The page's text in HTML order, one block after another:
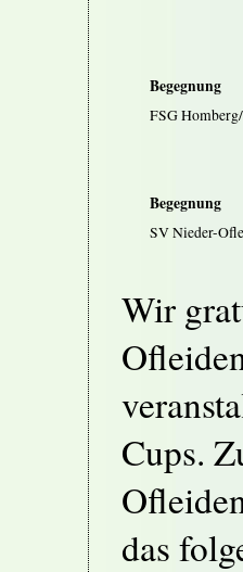
Begegnung
FSG
Begegnung
SV Nieder-
Wir
Cups.
das